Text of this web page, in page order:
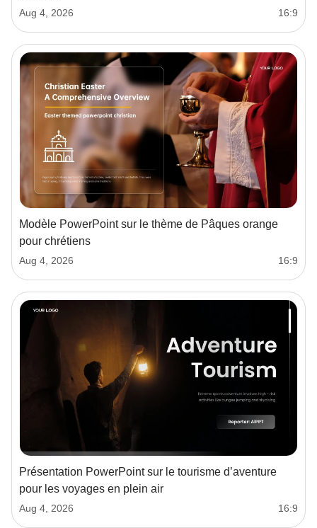
Aug 4, 2026 16:9
Modèle PowerPoint sur le thème de Pâques orange
pour chrétiens
Aug 4, 2026 16:9
Présentation PowerPoint sur le tourisme d’aventure
pour les voyages en plein air
Aug 4, 2026 16:9